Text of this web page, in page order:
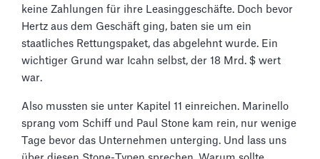
keine Zahlungen für ihre Leasinggeschäfte. Doch bevor
Hertz aus dem Geschäft ging, baten sie um ein
staatliches Rettungspaket, das abgelehnt wurde. Ein
wichtiger Grund war Icahn selbst, der 18 Mrd. $ wert
war.
Also mussten sie unter Kapitel 11 einreichen. Marinello
sprang vom Schiff und Paul Stone kam rein, nur wenige
Tage bevor das Unternehmen unterging. Und lass uns